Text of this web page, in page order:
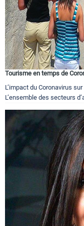
Tourisme en temps de
L’impact du Coronavirus
L’ensemble des secteurs